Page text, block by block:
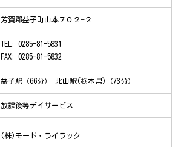
芳賀郡益子町山本７０２−２
TEL: 0285-81-5831
FAX: 0285-81-5832
益子駅（66分） 北山駅(栃木県)（73分）
放課後等デイサービス
(株)モード・ライラック